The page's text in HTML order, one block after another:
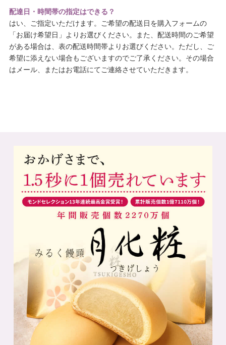
配達日・時間帯の指定はできる？
はい、ご指定いただけます。ご希望の配送日を購入フォームの
「お届け希望日」よりお選びください。また、配送時間のご希望
がある場合は、表の配送時間帯よりお選びください。ただし、ご
希望に添えない場合もございますのでご了承ください。その場合
はメール、またはお電話にてご連絡させていただきます。